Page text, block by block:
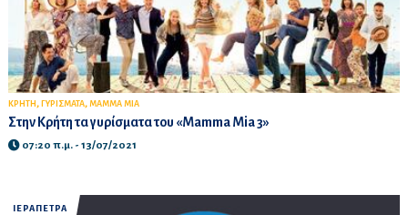
ΚΡΗΤΗ , ΓΥΡΙΣΜΑΤΑ, MAMMA MIA
Στην Κρήτη τα γυρίσματα του «Mamma Mia 3»
07:20 π.μ. - 13/07/2021
ΙΕΡΑΠΕΤΡΑ